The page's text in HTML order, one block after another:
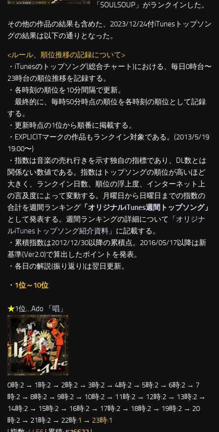
「SOULSOUP」がランクインした。
その他の作品の結果も含めた、2023/12/24付iTunesトップソン
グの結果は以下の通りとなった。
<ルール、順位推移の記録について>
・iTunesのトップソング(総合チャート)における、毎日0時台〜
23時台の順位推移を記録する。
・各時刻の順位を10分間隔で更新。
最終的に、毎時50分時点の順位を各時刻の順位として記録
する。
・更新時点の1位から順番に掲載する。
・EXPLICITマークの作品もランクイン対象である。(2013/5/19
19:00〜)
・指数は音楽の売れ行きを示す独自の指標であり、DL数とは
関係ない数値である。指数はトップソングの順位が高いほど
大きく、ランクイン日数、順位の浮上度、インターネット上
の言及度によって変動する。月曜日から日曜日までの指数の
合計を週間ランキング 「オリジナルiTunes週間トップソング」
として発表する。週間ランキングの詳細について「オリジナ
ルiTunesトップソング紹介資料 」に記載する。
・累積指数は2012/12/30以降の累積点。2016/05/17以降は新
基準(Ver2.0)で算出したポイントを発表。
・各日の解説(振り返り)は翌日更新。
・1位～10位
★1位…Ado 「唱 」
0時:2 → 1時:2 → 2時:2 → 3時:2 → 4時:2 → 5時:2 → 6時:2 → 7
時:2 → 8時:2 → 9時:2 → 10時:2 → 11時:2 → 12時:2 → 13時:2 →
14時:2 → 15時:2 → 16時:2 → 17時:2 → 18時:2 → 19時:2 → 20
時:2 → 21時:2 → 22時:1 → 23時:1